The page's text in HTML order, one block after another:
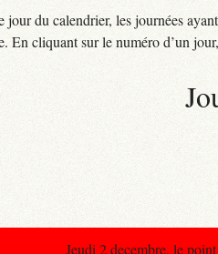
du calendrier, les journées
En cliquant sur le numéro d’un
Jeudi 2 decembre, le